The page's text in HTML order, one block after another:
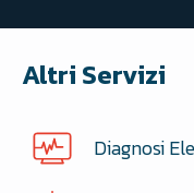
Altri Servizi
Diagnosi